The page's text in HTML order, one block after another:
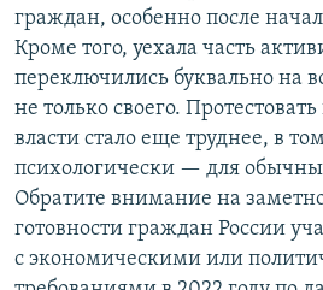
граждан, особенно после
Кроме того, уехала часть
переключились буквально на
не только своего.
власти стало еще труднее, в
психологически — для
Обратите внимание на
готовности граждан России
с экономическими или